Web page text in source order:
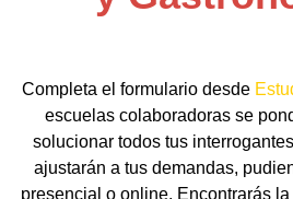
Completa el formulario desde
escuelas colaboradoras se
solucionar todos tus
ajustarán a tus demandas,
presencial o online. Encontrarás